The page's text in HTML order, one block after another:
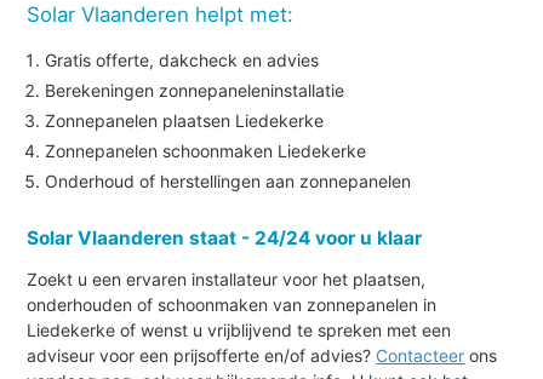
Solar Vlaanderen helpt met:
Gratis offerte, dakcheck en advies
Berekeningen zonnepaneleninstallatie
Zonnepanelen plaatsen Liedekerke
Zonnepanelen schoonmaken Liedekerke
Onderhoud of herstellingen aan zonnepanelen
Solar Vlaanderen staat - 24/24 voor u klaar
Zoekt u een ervaren installateur voor het plaatsen,
onderhouden of schoonmaken van zonnepanelen in
Liedekerke of wenst u vrijblijvend te spreken met een
adviseur voor een prijsofferte en/of advies? Contacteer ons